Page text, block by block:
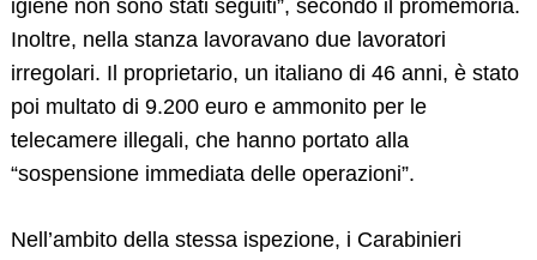
igiene non sono stati seguiti”, secondo il promemoria.
Inoltre, nella stanza lavoravano due lavoratori
irregolari. Il proprietario, un italiano di 46 anni, è stato
poi multato di 9.200 euro e ammonito per le
telecamere illegali, che hanno portato alla
“sospensione immediata delle operazioni”.
Nell’ambito della stessa ispezione, i Carabinieri